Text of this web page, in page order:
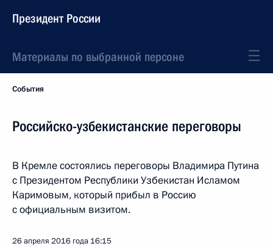
Президент России
Материалы по выбранной персоне
События
Российско-узбекистанские переговоры
В Кремле состоялись переговоры Владимира Путина
с Президентом Республики Узбекистан Исламом
Каримовым, который прибыл в Россию
с официальным визитом.
26 апреля 2016 года 16:15